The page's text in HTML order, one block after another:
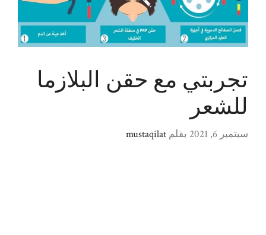
تجربتي مع حقن البلازما
للشعر
سبتمبر 6, 2021 بقلم mustaqilat